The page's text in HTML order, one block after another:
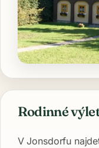
Rodinné
V Jonsdorfu